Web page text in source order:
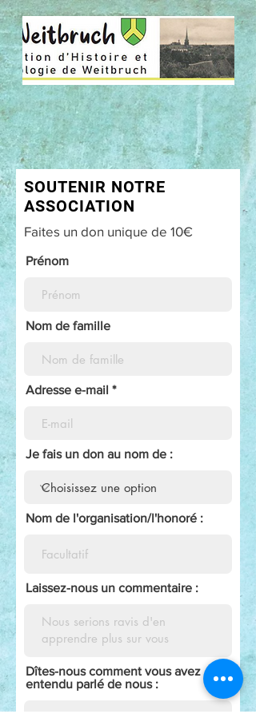
SOUTENIR NOTRE
ASSOCIATION
Faites un don unique de 10€
Prénom
Nom de famille
Adresse e-mail
Je fais un don au nom de :
Nom de l'organisation/l'honoré :
Laissez-nous un commentaire :
Dîtes-nous comment vous avez
entendu parlé de nous :